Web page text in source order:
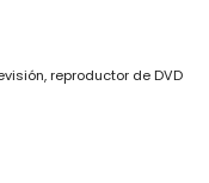
reproductor de DVD